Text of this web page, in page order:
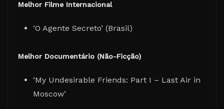
Melhor Filme Internacional
‘O Agente Secreto’ (Brasil)
Melhor Documentário (Não-Ficção)
‘My Undesirable Friends: Part I – Last Air in
Moscow’